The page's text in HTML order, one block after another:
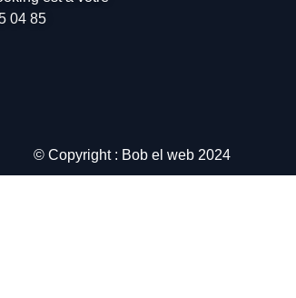
04 85
© Copyright : Bob el web 2024